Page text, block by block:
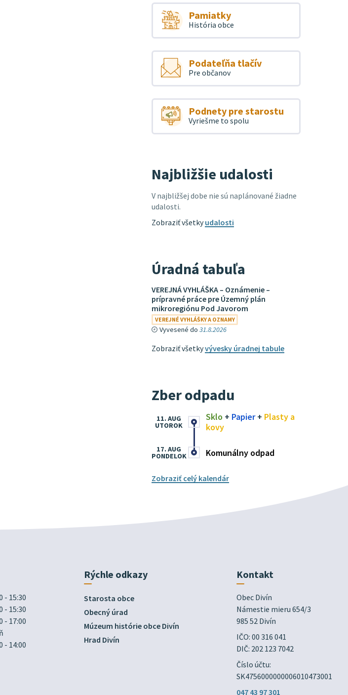
Pamiatky
História obce
Podateľňa tlačív
Pre občanov
Podnety pre starostu
Vyriešme to spolu
Najbližšie udalosti
V najbližšej dobe nie sú naplánované žiadne
udalosti.
Zobraziť všetkyudalosti
Úradná tabuľa
VEREJNÁ VYHLÁŠKA – Oznámenie –
prípravné práce pre Územný plán
mikroregiónu Pod Javorom
VEREJNÉ VYHLÁŠKY A OZNAMY
Vyvesené do 31.8.2026
Zobraziť všetkyvývesky úradnej tabule
Zber odpadu
Sklo + Papier+ Plasty a
kovy
11. AUG
UTOROK
Komunálny odpad
17. AUG
PONDELOK
Zobraziť celý kalendár
- 15:30
- 15:30
- 17:00
- 14:00
Rýchle odkazy
Starosta obce
Obecný úrad
Múzeum histórie obce Divín
Hrad Divín
Kontakt
Obec Divín
Námestie mieru 654/3
985 52 Divín
IČO: 00 316 041
DIČ: 202 123 7042
Číslo účtu:
SK4756000000006010473001
047 43 97 301